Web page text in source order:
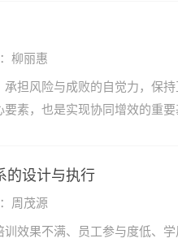
柳丽惠
担风险与成败的自觉力，保
素，也是实现协同增效的重
的设计与执行
周茂源
效果不满、员工参与度低、